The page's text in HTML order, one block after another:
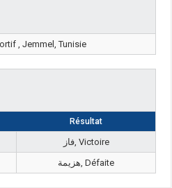
, Jemmel, Tunisie
Résultat
فاز, Victoire
هزيمة, Défaite